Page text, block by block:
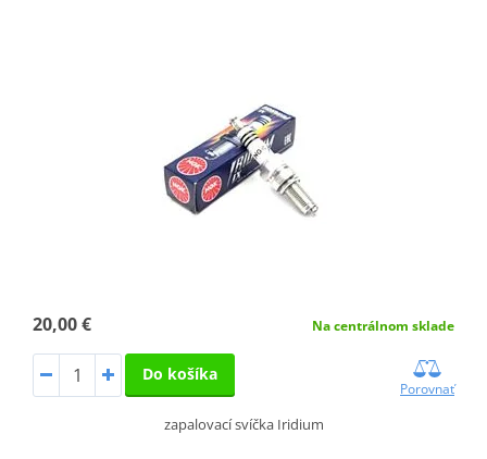
20,00 € Na centrálnom sklade
Do košíka
Porovnať
zapalovací svíčka Iridium